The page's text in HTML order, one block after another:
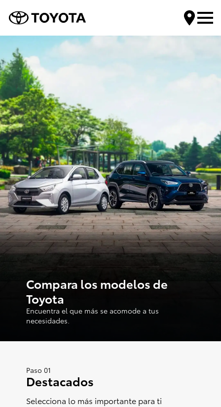
Encuentra tu Toyota
Compra tu Toyota
Servicios Toyota
Mundo Toyota
Contáctanos
Consultas Reclamos 0-800-00669
Compara los modelos de
Toyota
Encuentra el que más se acomode a tus
necesidades.
Paso 01
Destacados
Selecciona lo más importante para ti